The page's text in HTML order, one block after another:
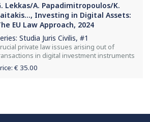
Lekkas/A. Papadimitropoulos/K.
Investing in Digital Assets:
EU Law Approach, 2024
Studia Juris Civilis, #1
private law issues arising out of
in digital investment instruments
€ 35.00